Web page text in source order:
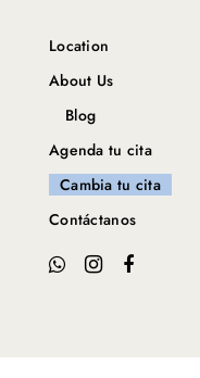
Location
About Us
Blog
Agenda tu cita
Cambia tu cita
Contáctanos